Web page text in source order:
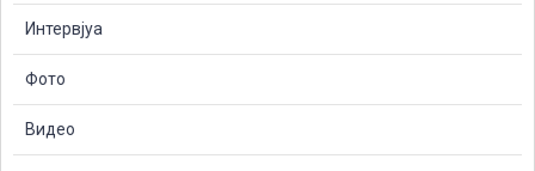
Интервјуа
Фото
Видео